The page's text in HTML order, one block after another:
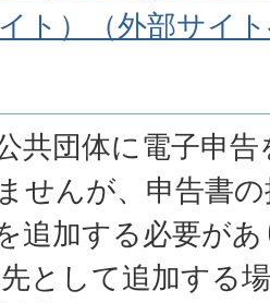
ト）（外部サイ
共団体に電子申
せんが、申告書
追加する必要が
として追加する